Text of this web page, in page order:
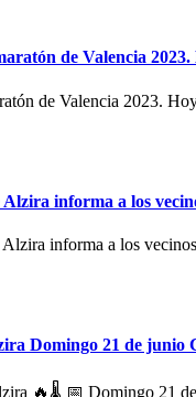
de Valencia
de Valencia 2023.
informa a los
informa a los
Domingo 21 de junio
🔥🌡️ 📅 Domingo 21